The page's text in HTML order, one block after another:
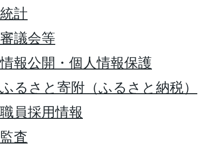
統計
審議会等
情報公開・個人情報保護
ふるさと寄附（ふるさと納税）
職員採用情報
監査